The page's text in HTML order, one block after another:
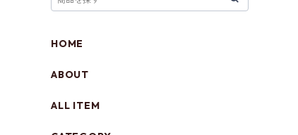
HOME
ABOUT
ALL ITEM